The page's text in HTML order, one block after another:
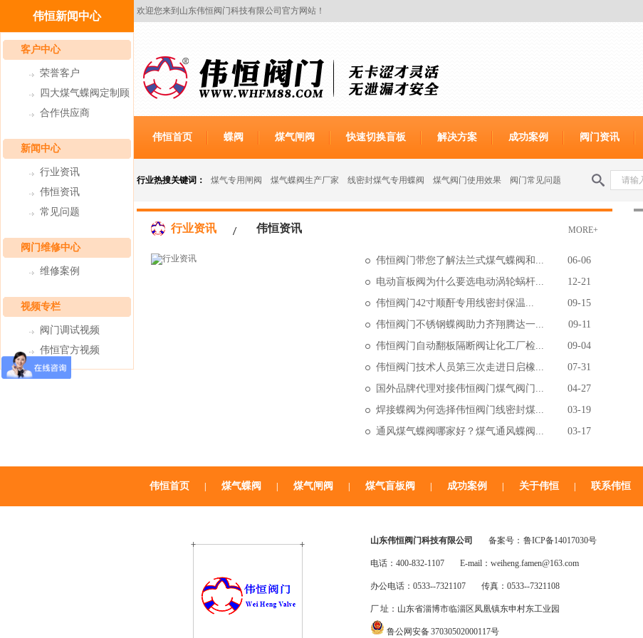
欢迎您来到山东伟恒阀门科技有限公司官方网站！
伟恒首页 蝶阀 煤气闸阀 快速切换盲板 解决方案 成功案例 阀门资讯
行业热搜关键词： 煤气专用闸阀 煤气蝶阀生产厂家 线密封煤气专用蝶阀 煤气阀门使用效果 阀门常见问题
伟恒新闻中心
客户中心
荣誉客户
四大煤气蝶阀定制顾
合作供应商
新闻中心
行业资讯
伟恒资讯
常见问题
阀门维修中心
维修案例
视频专栏
阀门调试视频
伟恒官方视频
MORE+
行业资讯 伟恒资讯
06-06
伟恒阀门带您了解法兰式煤气蝶阀和...
12-21
电动盲板阀为什么要选电动涡轮蜗杆...
09-15
伟恒阀门42寸顺酐专用线密封保温...
09-11
伟恒阀门不锈钢蝶阀助力齐翔腾达一...
09-04
伟恒阀门自动翻板隔断阀让化工厂检...
07-31
伟恒阀门技术人员第三次走进日启橡...
04-27
国外品牌代理对接伟恒阀门煤气阀门...
03-19
焊接蝶阀为何选择伟恒阀门线密封煤...
03-17
通风煤气蝶阀哪家好？煤气通风蝶阀...
伟恒首页 煤气蝶阀 煤气闸阀 煤气盲板阀 成功案例 关于伟恒 联系伟恒
山东伟恒阀门科技有限公司 备案号： 鲁ICP备14017030号
电话：400-832-1107 E-mail：weiheng.famen@163.com
办公电话：0533--7321107 传真：0533--7321108
厂 址：山东省淄博市临淄区凤凰镇东申村东工业园
鲁公网安备 37030502000117号